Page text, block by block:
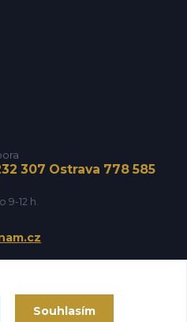
307 Ostrava 778 585
9-12 h.
Souhlasím